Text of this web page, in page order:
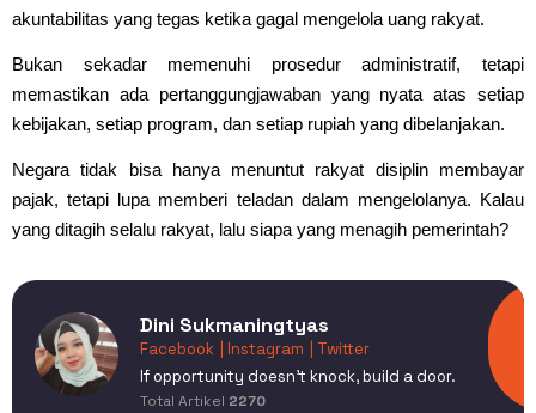
akuntabilitas yang tegas ketika gagal mengelola uang rakyat.
Bukan sekadar memenuhi prosedur administratif, tetapi
memastikan ada pertanggungjawaban yang nyata atas setiap
kebijakan, setiap program, dan setiap rupiah yang dibelanjakan.
Negara tidak bisa hanya menuntut rakyat disiplin membayar
pajak, tetapi lupa memberi teladan dalam mengelolanya. Kalau
yang ditagih selalu rakyat, lalu siapa yang menagih pemerintah?
Dini Sukmaningtyas
Facebook | Instagram
| Twitter
If opportunity doesn't knock, build a door.
Total Artikel 2270